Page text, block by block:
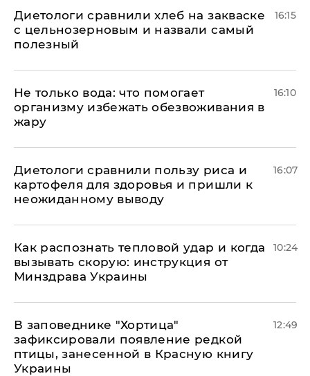
Диетологи сравнили хлеб на закваске
с цельнозерновым и назвали самый
полезный
16:15
Не только вода: что помогает
организму избежать обезвоживания в
жару
16:10
Диетологи сравнили пользу риса и
картофеля для здоровья и пришли к
неожиданному выводу
16:07
Как распознать тепловой удар и когда
вызывать скорую: инструкция от
Минздрава Украины
10:24
В заповеднике "Хортица"
зафиксировали появление редкой
птицы, занесенной в Красную книгу
Украины
12:49